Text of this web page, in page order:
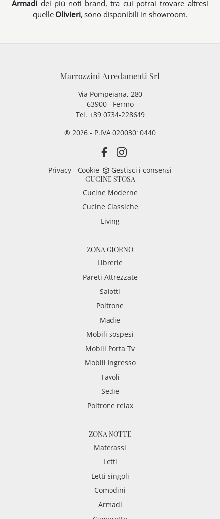
Armadi dei più noti brand, tra cui potrai trovare altresì
quelle Olivieri, sono disponibili in showroom.
Marrozzini Arredamenti Srl
Via Pompeiana, 280
63900 - Fermo
Tel. +39 0734-228649
® 2026 - P.IVA 02003010440
Privacy - Cookie
Gestisci i consensi
CUCINE STOSA
Cucine Moderne
Cucine Classiche
Living
ZONA GIORNO
Librerie
Pareti Attrezzate
Salotti
Poltrone
Madie
Mobili sospesi
Mobili Porta Tv
Mobili ingresso
Tavoli
Sedie
Poltrone relax
ZONA NOTTE
Materassi
Letti
Letti singoli
Comodini
Armadi